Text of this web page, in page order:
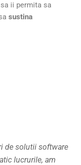
ii permita sa
sustina
de solutii software
lucrurile, am